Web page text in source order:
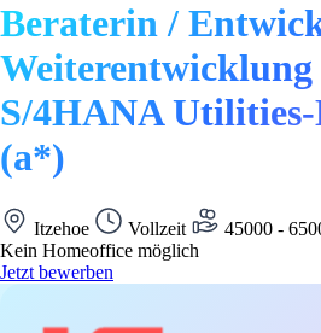
Beraterin /
Weiterentwicklung
S/4HANA
(a*)
Itzehoe Vollzeit
45000 -
Kein Homeoffice möglich
Jetzt bewerben